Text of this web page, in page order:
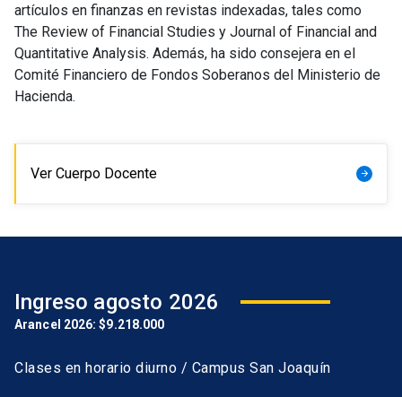
artículos en finanzas en revistas indexadas, tales como
The Review of Financial Studies y Journal of Financial and
Quantitative Analysis. Además, ha sido consejera en el
Comité Financiero de Fondos Soberanos del Ministerio de
Hacienda.
Ver Cuerpo Docente arrow_forward
Ingreso agosto 2026
Arancel 2026: $9.218.000
Clases en horario diurno / Campus San Joaquín